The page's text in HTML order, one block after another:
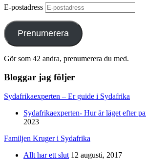
E-postadress
Prenumerera
Gör som 42 andra, prenumerera du med.
Bloggar jag följer
Sydafrikaexperten – Er guide i Sydafrika
Sydafrikaexperten- Hur är läget efter
2023
Familjen Kruger i Sydafrika
Allt har ett slut 12 augusti, 2017